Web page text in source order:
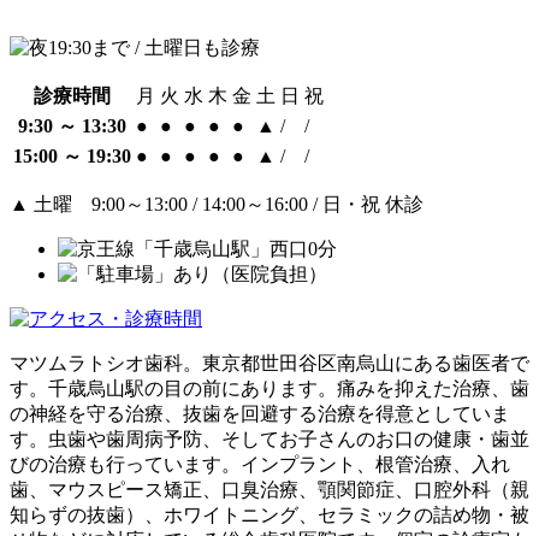
診療時間 月 火 水 木 金 土 日 祝
9:30 ～ 13:30 ● ● ● ● ● ▲ /
/
15:00 ～ 19:30 ● ● ● ● ● ▲ / /
▲ 土曜 9:00～13:00 / 14:00～16:00 / 日・祝 休診
マツムラトシオ歯科。東京都世田谷区南烏山にある歯医者で
す。千歳烏山駅の目の前にあります。痛みを抑えた治療、歯
の神経を守る治療、抜歯を回避する治療を得意としていま
す。虫歯や歯周病予防、そしてお子さんのお口の健康・歯並
びの治療も行っています。インプラント、根管治療、入れ
歯、マウスピース矯正、口臭治療、顎関節症、口腔外科（親
知らずの抜歯）、ホワイトニング、セラミックの詰め物・被